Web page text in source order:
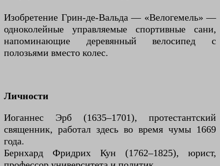
Изобретение Грин-де-Вальда — «Велогемель» —
одноколейные управляемые спортивные сани,
напоминающие деревянный велосипед с
полозьями вместо колес.
Личности
Иоганнес Эрб (1635–1701), протестантский
священник, работал здесь во время чумы 1669
года.
Бернхард Фридрих Кун (1762–1825), юрист,